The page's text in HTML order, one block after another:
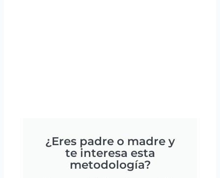
¿Eres padre o madre y
te interesa esta
metodología?